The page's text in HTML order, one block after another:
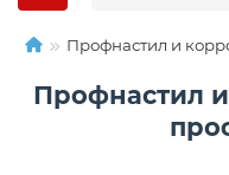
Профнастил и
Профнастил